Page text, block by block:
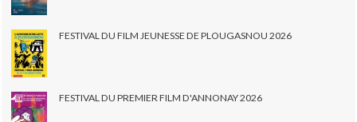
FESTIVAL DU FILM JEUNESSE DE PLOUGASNOU 2026
FESTIVAL DU PREMIER FILM D'ANNONAY 2026